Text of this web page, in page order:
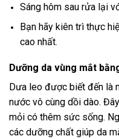
Sáng hôm sau rửa lại
Bạn hãy kiên trì thực
cao nhất.
Dưỡng da vùng mắt
Dưa leo được biết đến là
nước vô cùng dồi dào.
mỏi có thêm sức sống.
các dưỡng chất giúp da